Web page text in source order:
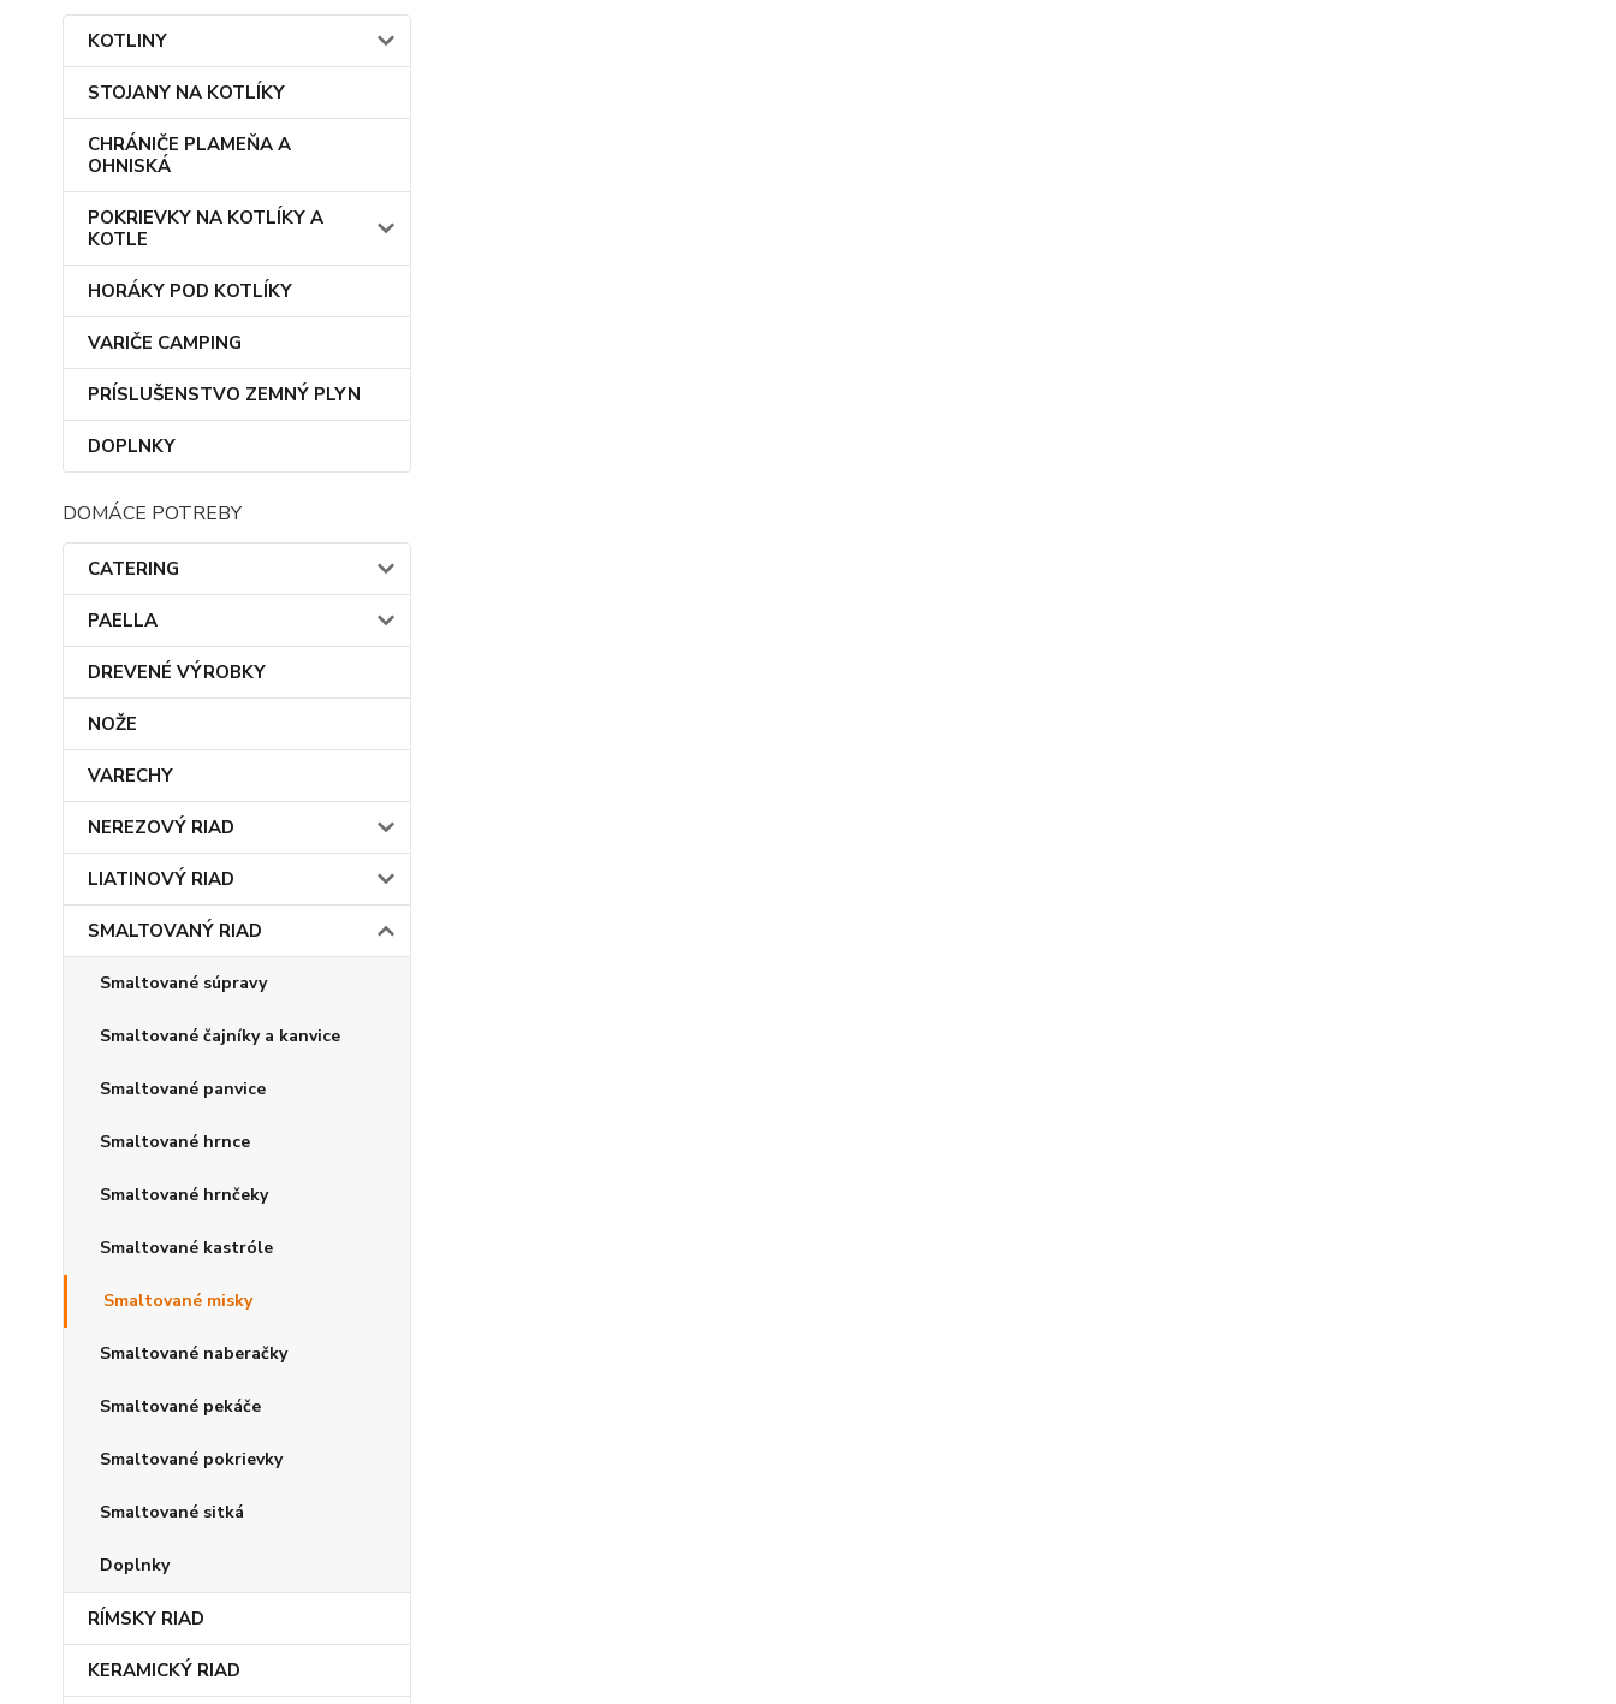
KOTLINY
STOJANY NA KOTLÍKY
CHRÁNIČE PLAMEŇA A
OHNISKÁ
POKRIEVKY NA KOTLÍKY A
KOTLE
HORÁKY POD KOTLÍKY
VARIČE CAMPING
PRÍSLUŠENSTVO ZEMNÝ PLYN
DOPLNKY
DOMÁCE POTREBY
CATERING
PAELLA
DREVENÉ VÝROBKY
NOŽE
VARECHY
NEREZOVÝ RIAD
LIATINOVÝ RIAD
SMALTOVANÝ RIAD
Smaltované súpravy
Smaltované čajníky a kanvice
Smaltované panvice
Smaltované hrnce
Smaltované hrnčeky
Smaltované kastróle
Smaltované misky
Smaltované naberačky
Smaltované pekáče
Smaltované pokrievky
Smaltované sitká
Doplnky
RÍMSKY RIAD
KERAMICKÝ RIAD